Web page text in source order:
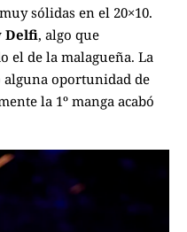
sólidas en el 20×10.
Delfi, algo que
el de la malagueña. La
oportunidad de
la 1º manga acabó